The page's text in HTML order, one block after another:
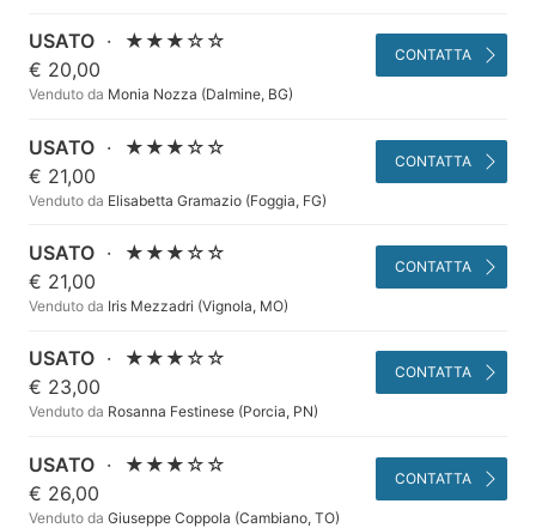
USATO ·
★★★☆☆
€ 20,00
Venduto da Monia Nozza (Dalmine, BG)
CONTATTA
USATO ·
★★★☆☆
€ 21,00
Venduto da Elisabetta Gramazio (Foggia, FG)
CONTATTA
USATO ·
★★★☆☆
€ 21,00
Venduto da Iris Mezzadri (Vignola, MO)
CONTATTA
USATO ·
★★★☆☆
€ 23,00
Venduto da Rosanna Festinese (Porcia, PN)
CONTATTA
USATO ·
★★★☆☆
€ 26,00
Venduto da Giuseppe Coppola (Cambiano, TO)
CONTATTA